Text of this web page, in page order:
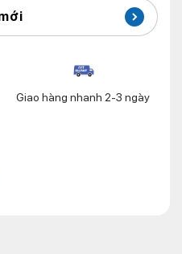
Giao hàng nhanh 2-3 ngày